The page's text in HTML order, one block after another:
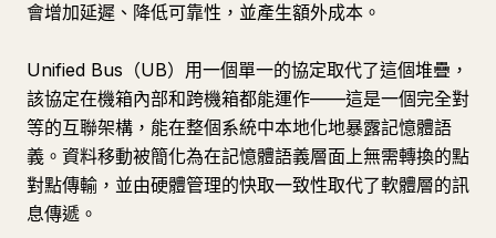
會增加延遲、降低可靠性，並產生額外成本。
Unified Bus（UB）用一個單一的協定取代了這個堆疊，
該協定在機箱內部和跨機箱都能運作——這是一個完全對
等的互聯架構，能在整個系統中本地化地暴露記憶體語
義。資料移動被簡化為在記憶體語義層面上無需轉換的點
對點傳輸，並由硬體管理的快取一致性取代了軟體層的訊
息傳遞。